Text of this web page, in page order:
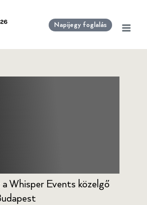
Napijegy foglalás
Whisper Events közelgő